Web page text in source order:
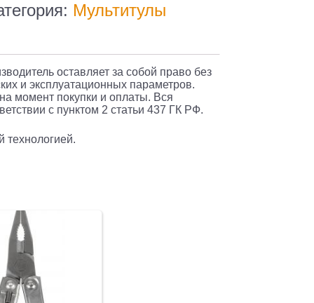
Мультитулы
оставляет за собой право без
и эксплуатационных параметров.
на момент покупки и оплаты. Вся
с пунктом 2 статьи 437 ГК РФ.
технологией.